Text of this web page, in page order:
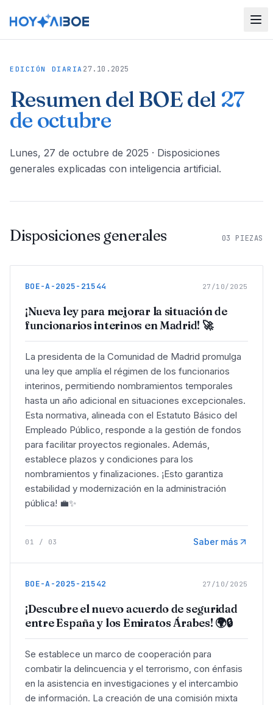
EDICIÓN DIARIA 27.10.2025
Resumen del BOE del 27
de octubre
lunes, 27 de octubre de 2025 · Disposiciones
generales explicadas con inteligencia artificial.
Disposiciones generales 03 PIEZAS
BOE-A-2025-21544 27/10/2025
¡Nueva ley para mejorar la situación de
funcionarios interinos en Madrid! 🚀
La presidenta de la Comunidad de Madrid promulga
una ley que amplía el régimen de los funcionarios
interinos, permitiendo nombramientos temporales
hasta un año adicional en situaciones excepcionales.
Esta normativa, alineada con el Estatuto Básico del
Empleado Público, responde a la gestión de fondos
para facilitar proyectos regionales. Además,
establece plazos y condiciones para los
nombramientos y finalizaciones. ¡Esto garantiza
estabilidad y modernización en la administración
pública! 💼✨
01 / 03 Saber más
BOE-A-2025-21542 27/10/2025
¡Descubre el nuevo acuerdo de seguridad
entre España y los Emiratos Árabes! 🌍🔒
Se establece un marco de cooperación para
combatir la delincuencia y el terrorismo, con énfasis
en la asistencia en investigaciones y el intercambio
de información. La creación de una comisión mixta